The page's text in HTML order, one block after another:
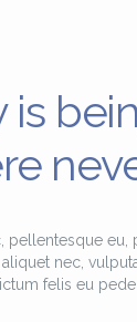
is
pellentesque eu,
nec,
felis eu